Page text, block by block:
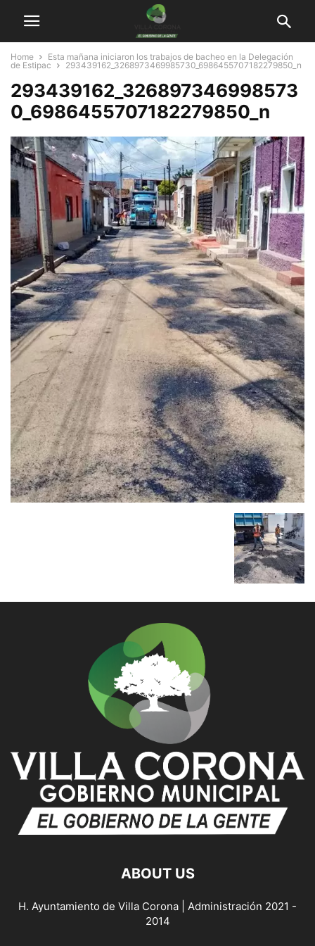
Home
Esta mañana iniciaron los trabajos de bacheo en la Delegación
de Estipac
293439162_3268973469985730_6986455707182279850_n
293439162_326897346998573
0_6986455707182279850_n
ABOUT US
H. Ayuntamiento de Villa Corona | Administración 2021 -
2014